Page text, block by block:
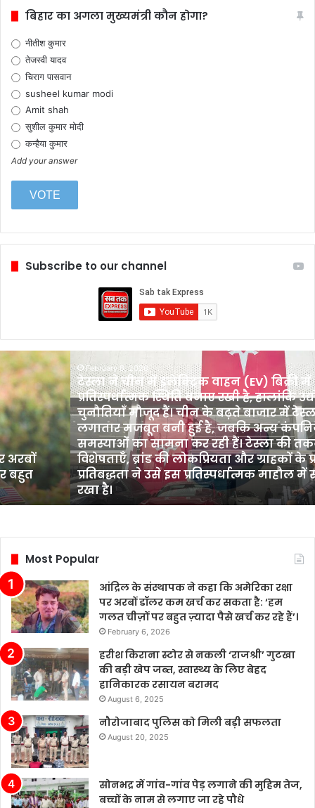
बिहार का अगला मुख्यमंत्री कौन होगा?
नीतीश कुमार
तेजस्वी यादव
चिराग पासवान
susheel kumar modi
Amit shah
सुशील कुमार मोदी
कन्हैया कुमार
Add your answer
Subscribe to our channel
अरबों
बहुत
ने
चीन
में
इलेक्ट्रिक
वाहन
(EV)
बिक्री
में
प्रतिस्पर्धात्मक
स्थिति
रखी
हालांकि
उद्योग
में
कई
चुनौतियाँ
हैं।
चीन
के
बढ़ते
में
टेस्ला
की
बिक्री
लगातार
मजबूत
February 6, 2026
टेस्ला ने चीन में इलेक्ट्रिक वाहन (EV) बिक्री में
प्रतिस्पर्धात्मक स्थिति बनाए रखी है, हालांकि
चुनौतियाँ मौजूद हैं। चीन के बढ़ते बाजार में
लगातार मजबूत बनी हुई है, जबकि अन्य
समस्याओं का सामना कर रही हैं। टेस्ला की
विशेषताएँ, ब्रांड की लोकप्रियता और ग्राहकों के
प्रतिबद्धता ने उसे इस प्रतिस्पर्धात्मक माहौल
रखा है।
Most Popular
आंद्रिल के संस्थापक ने कहा कि अमेरिका रक्षा
पर अरबों डॉलर कम खर्च कर सकता है: ‘हम
गलत चीज़ों पर बहुत ज़्यादा पैसे खर्च कर रहे हैं’।
February 6, 2026
हरीश किराना स्टोर से नकली ‘राजश्री’ गुटखा
की बड़ी खेप जब्त, स्वास्थ्य के लिए बेहद
हानिकारक रसायन बरामद
August 6, 2025
नौरोजाबाद पुलिस को मिली बड़ी सफलता
August 20, 2025
सोनभद्र में गांव-गांव पेड़ लगाने की मुहिम तेज,
बच्चों के नाम से लगाए जा रहे पौधे